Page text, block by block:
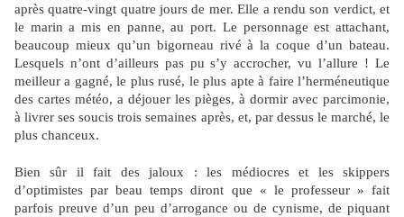
après quatre-vingt quatre jours de mer. Elle a rendu son verdict, et
le marin a mis en panne, au port. Le personnage est attachant,
beaucoup mieux qu’un bigorneau rivé à la coque d’un bateau.
Lesquels n’ont d’ailleurs pas pu s’y accrocher, vu l’allure ! Le
meilleur a gagné, le plus rusé, le plus apte à faire l’herméneutique
des cartes météo, a déjouer les pièges, à dormir avec parcimonie,
à livrer ses soucis trois semaines après, et, par dessus le marché, le
plus chanceux.
Bien sûr il fait des jaloux : les médiocres et les skippers
d’optimistes par beau temps diront que « le professeur » fait
parfois preuve d’un peu d’arrogance ou de cynisme, de piquant